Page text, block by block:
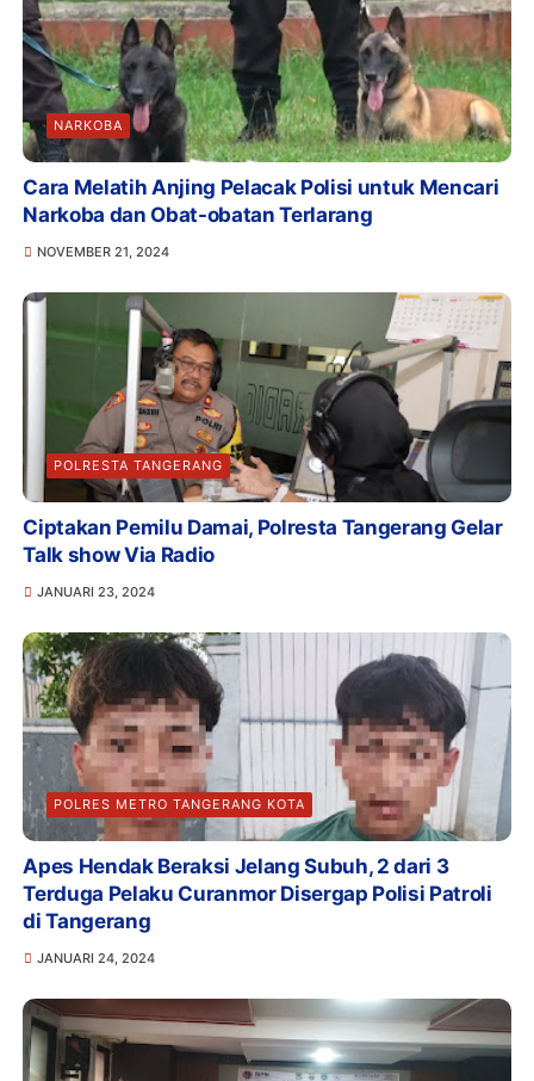
NARKOBA
Cara Melatih Anjing Pelacak Polisi untuk Mencari
Narkoba dan Obat-obatan Terlarang
NOVEMBER 21, 2024
POLRESTA TANGERANG
Ciptakan Pemilu Damai, Polresta Tangerang Gelar
Talk show Via Radio
JANUARI 23, 2024
POLRES METRO TANGERANG KOTA
Apes Hendak Beraksi Jelang Subuh, 2 dari 3
Terduga Pelaku Curanmor Disergap Polisi Patroli
di Tangerang
JANUARI 24, 2024